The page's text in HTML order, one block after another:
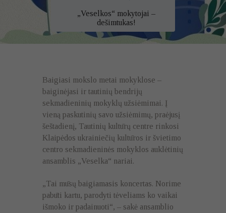
„Veselkos“ mokytojai –
dešimtukas!
Kontaktai
Baigiasi mokslo metai mokyklose –
baiginėjasi ir tautinių bendrijų
sekmadieninių mokyklų užsiėmimai. Į
vieną paskutinių savo užsiėmimų, praėjusį
šeštadienį, Tautinių kultūrų centre rinkosi
Klaipėdos ukrainiečių kultūros ir švietimo
centro sekmadieninės mokyklos auklėtinių
ansamblis „Veselka“ nariai.
„Tai mūsų baigiamasis koncertas. Norime
pabūti kartu, parodyti tėveliams ko vaikai
išmoko ir padainuoti“, – sakė ansamblio